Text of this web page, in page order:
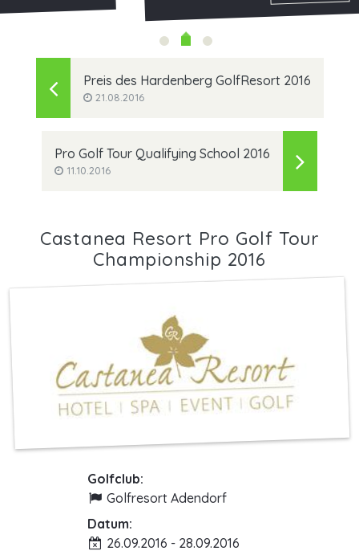
Preis des Hardenberg GolfResort 2016
21.08.2016
Pro Golf Tour Qualifying School 2016
11.10.2016
Castanea Resort Pro Golf Tour
Championship 2016
Golfclub:
Golfresort Adendorf
Datum:
26.09.2016 - 28.09.2016